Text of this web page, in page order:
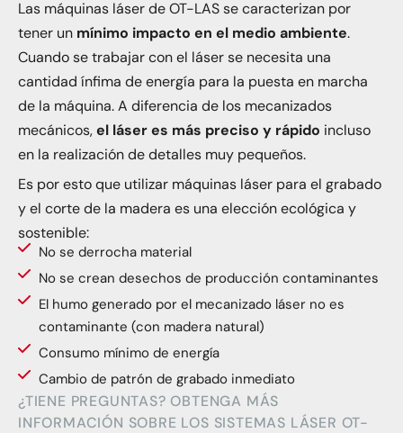
Las máquinas láser de OT-LAS se caracterizan por
tener un mínimo impacto en el medio ambiente.
Cuando se trabajar con el láser se necesita una
cantidad ínfima de energía para la puesta en marcha
de la máquina. A diferencia de los mecanizados
mecánicos,el láser es más preciso y rápido incluso
en la realización de detalles muy pequeños.
Es por esto que utilizar máquinas láser para el grabado
y el corte de la madera es una elección ecológica y
sostenible:
No se derrocha material
No se crean desechos de producción contaminantes
El humo generado por el mecanizado láser no es
contaminante (con madera natural)
Consumo mínimo de energía
Cambio de patrón de grabado inmediato
¿TIENE PREGUNTAS? OBTENGA MÁS
INFORMACIÓN SOBRE LOS SISTEMAS LÁSER OT-